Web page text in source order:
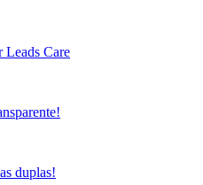
Leads Care
duplas!